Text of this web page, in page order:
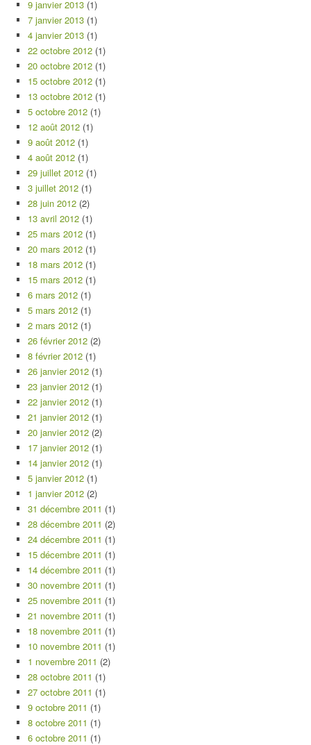
9 janvier 2013 (1)
7 janvier 2013 (1)
4 janvier 2013 (1)
22 octobre 2012 (1)
20 octobre 2012 (1)
15 octobre 2012 (1)
13 octobre 2012 (1)
5 octobre 2012 (1)
12 août 2012 (1)
9 août 2012 (1)
4 août 2012 (1)
29 juillet 2012 (1)
3 juillet 2012 (1)
28 juin 2012 (2)
13 avril 2012 (1)
25 mars 2012 (1)
20 mars 2012 (1)
18 mars 2012 (1)
15 mars 2012 (1)
6 mars 2012 (1)
5 mars 2012 (1)
2 mars 2012 (1)
26 février 2012 (2)
8 février 2012 (1)
26 janvier 2012 (1)
23 janvier 2012 (1)
22 janvier 2012 (1)
21 janvier 2012 (1)
20 janvier 2012 (2)
17 janvier 2012 (1)
14 janvier 2012 (1)
5 janvier 2012 (1)
1 janvier 2012 (2)
31 décembre 2011 (1)
28 décembre 2011 (2)
24 décembre 2011 (1)
15 décembre 2011 (1)
14 décembre 2011 (1)
30 novembre 2011 (1)
25 novembre 2011 (1)
21 novembre 2011 (1)
18 novembre 2011 (1)
10 novembre 2011 (1)
1 novembre 2011 (2)
28 octobre 2011 (1)
27 octobre 2011 (1)
9 octobre 2011 (1)
8 octobre 2011 (1)
6 octobre 2011 (1)